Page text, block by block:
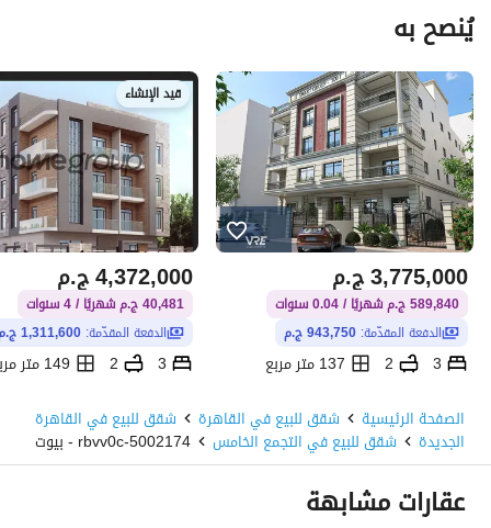
يُنصح به
ج.م3,775,000
589,840 ج.م شهريًا / 0.04 سنوات
الدفعة المقدّمة: 943,750 ج.م
3
2
137 متر مربع
قيد الإنشاء
ج.م4,372,000
40,481 ج.م شهريًا / 4 سنوات
الدفعة المقدّمة: 1,311,600 ج.م
3
2
149 متر مربع
الصفحة الرئيسية
شقق للبيع في القاهرة شقق للبيع في القاهرة
الجديدة شقق للبيع في التجمع الخامس 5002174-rbvv0c - بيوت
عقارات مشابهة